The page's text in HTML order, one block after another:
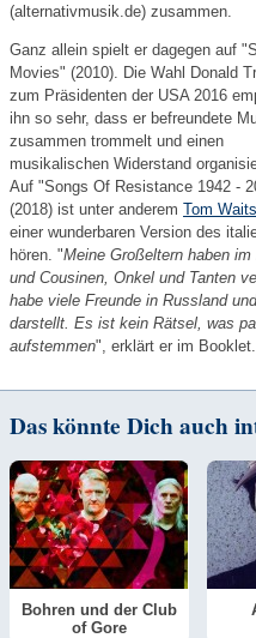
(alternativmusik.de) zusammen.
Ganz allein spielt er dagegen auf
Movies" (2010). Die Wahl Donald
zum Präsidenten der USA 2016
ihn so sehr, dass er befreundete
zusammen trommelt und einen
musikalischen Widerstand
Auf "Songs Of Resistance 1942 -
(2018) ist unter anderem Tom Waits
einer wunderbaren Version des
hören. "Meine Großeltern haben
und Cousinen, Onkel und Tanten
habe viele Freunde in Russland
darstellt. Es ist kein Rätsel, was
aufstemmen", erklärt er im Booklet.
Das könnte Dich auch
Bohren und der Club
of Gore